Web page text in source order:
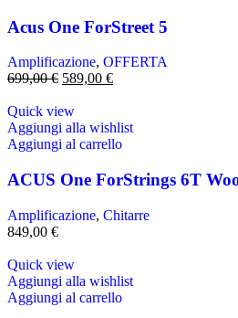
Acus One ForStreet 5
Amplificazione, OFFERTA
699,00€ 589,00 €
Quick view
Aggiungi alla wishlist
Aggiungi al carrello
ACUS One ForStrings 6T
Amplificazione, Chitarre
849,00 €
Quick view
Aggiungi alla wishlist
Aggiungi al carrello